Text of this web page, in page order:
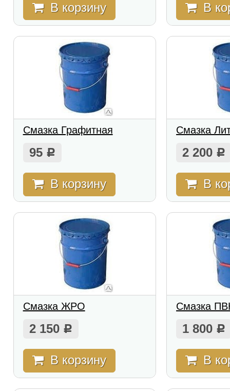
В корзину В
Смазка Графитная
95 Р
В корзину
Смазка
2 200 Р
В
Смазка ЖРО
2 150 Р
В корзину
Смазка
1 800 Р
В